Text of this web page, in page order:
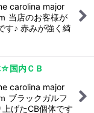
carolina major
当店のお客様が
す♪ 赤みが強く綺
国内ＣＢ
carolina major
ブラックガルフ
げたCB個体です